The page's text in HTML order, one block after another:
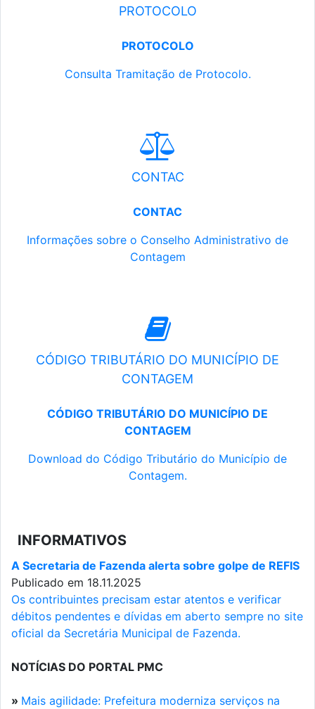
PROTOCOLO
PROTOCOLO
Consulta Tramitação de Protocolo.
CONTAC
CONTAC
Informações sobre o Conselho Administrativo de
Contagem
CÓDIGO TRIBUTÁRIO DO MUNICÍPIO DE
CONTAGEM
CÓDIGO TRIBUTÁRIO DO MUNICÍPIO DE
CONTAGEM
Download do Código Tributário do Município de
Contagem.
INFORMATIVOS
A Secretaria de Fazenda alerta sobre golpe de REFIS
Publicado em 18.11.2025
Os contribuintes precisam estar atentos e verificar
débitos pendentes e dívidas em aberto sempre no site
oficial da Secretária Municipal de Fazenda.
NOTÍCIAS DO PORTAL PMC
» Mais agilidade: Prefeitura moderniza serviços na